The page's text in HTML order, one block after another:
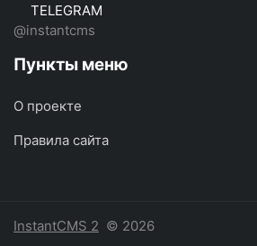
TELEGRAM
@instantcms
Пункты меню
О проекте
Правила сайта
InstantCMS 2 © 2026